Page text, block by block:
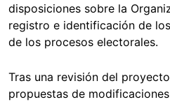
disposiciones sobre la
registro e identificación de
de los procesos electorales.
Tras una revisión del
propuestas de